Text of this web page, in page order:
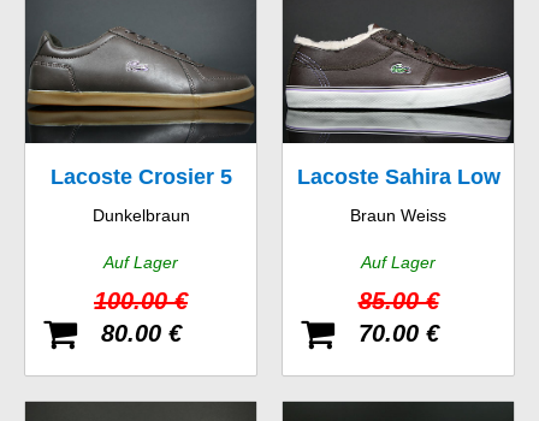
Lacoste Crosier 5
SRM
Dunkelbraun
Auf Lager
100.00 €
80.00 €
Lacoste Sahira Low
Fur SPW LTH
Braun Weiss
Auf Lager
85.00 €
70.00 €